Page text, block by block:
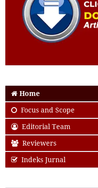
Home
Focus and Scope
Editorial Team
Reviewers
Indeks Jurnal